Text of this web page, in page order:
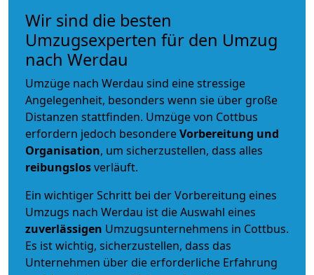
Wir sind die besten
Umzugsexperten für den Umzug
nach Werdau
Umzüge nach Werdau sind eine stressige
Angelegenheit, besonders wenn sie über große
Distanzen stattfinden. Umzüge von Cottbus
erfordern jedoch besondereVorbereitung und
Organisation, um sicherzustellen, dass alles
reibungslosverläuft.
Ein wichtiger Schritt bei der Vorbereitung eines
Umzugs nach Werdau ist die Auswahl eines
zuverlässigen Umzugsunternehmens in Cottbus.
Es ist wichtig, sicherzustellen, dass das
Unternehmen über die erforderliche Erfahrung